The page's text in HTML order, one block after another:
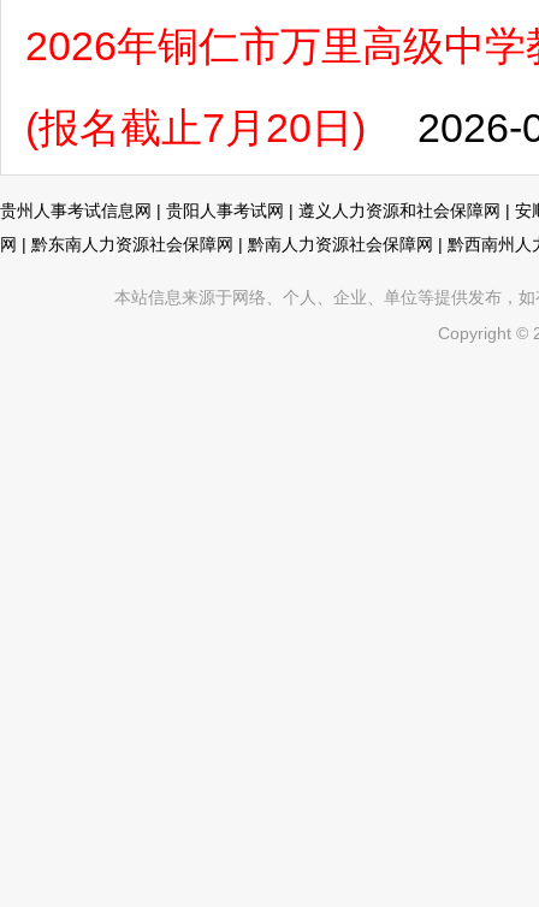
2026年铜仁市万里高级中
(报名截止7月20日)
2026-
贵州人事考试信息网 | 贵阳人事考试网 | 遵义人力资源和社会保障网 | 安
网 | 黔东南人力资源社会保障网 | 黔南人力资源社会保障网 | 黔西南州人
本站信息来源于网络、个人、企业、单位等提供发布，
Copyright ©